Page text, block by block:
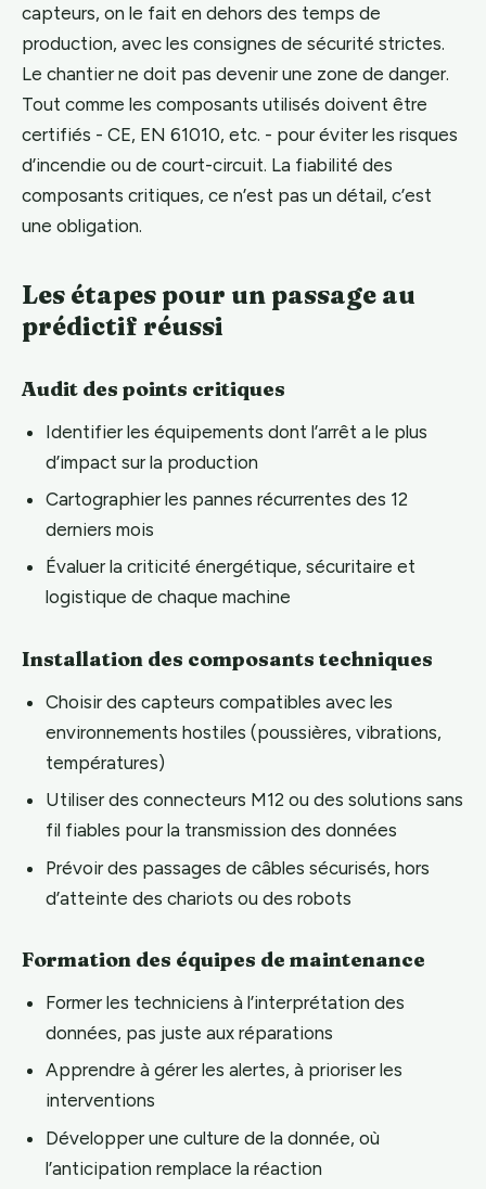
capteurs, on le fait en dehors des temps de
production, avec les consignes de sécurité strictes.
Le chantier ne doit pas devenir une zone de danger.
Tout comme les composants utilisés doivent être
certifiés - CE, EN 61010, etc. - pour éviter les risques
d’incendie ou de court-circuit. La fiabilité des
composants critiques, ce n’est pas un détail, c’est
une obligation.
Les étapes pour un passage au
prédictif réussi
Audit des points critiques
Identifier les équipements dont l’arrêt a le plus
d’impact sur la production
Cartographier les pannes récurrentes des 12
derniers mois
Évaluer la criticité énergétique, sécuritaire et
logistique de chaque machine
Installation des composants techniques
Choisir des capteurs compatibles avec les
environnements hostiles (poussières, vibrations,
températures)
Utiliser des connecteurs M12 ou des solutions sans
fil fiables pour la transmission des données
Prévoir des passages de câbles sécurisés, hors
d’atteinte des chariots ou des robots
Formation des équipes de maintenance
Former les techniciens à l’interprétation des
données, pas juste aux réparations
Apprendre à gérer les alertes, à prioriser les
interventions
Développer une culture de la donnée, où
l’anticipation remplace la réaction